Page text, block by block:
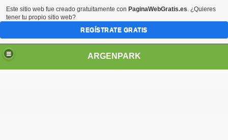
ARGENPARK
Este sitio web fue creado gratuitamente con PaginaWebGratis.es. ¿Quieres
tener tu propio sitio web?
REGÍSTRATE GRATIS